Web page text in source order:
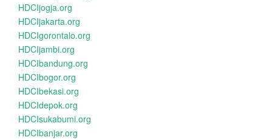
HDCIjogja.org
HDCIjakarta.org
HDCIgorontalo.org
HDCIjambi.org
HDCIbandung.org
HDCIbogor.org
HDCIbekasi.org
HDCIdepok.org
HDCIsukabumi.org
HDCIbanjar.org